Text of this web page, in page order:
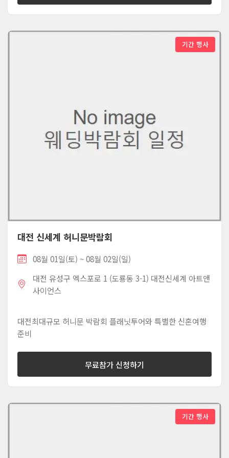
기간 행사
대전 신세계 허니문박람회
08월 01일(토) ~ 08월 02일(일)
대전 유성구 엑스포로 1 (도룡동 3-1) 대전신세계 아트앤
사이언스
대전최대규모 허니문 박람회 플래닛투어와 특별한 신혼여행
준비
무료참가 신청하기
기간 행사